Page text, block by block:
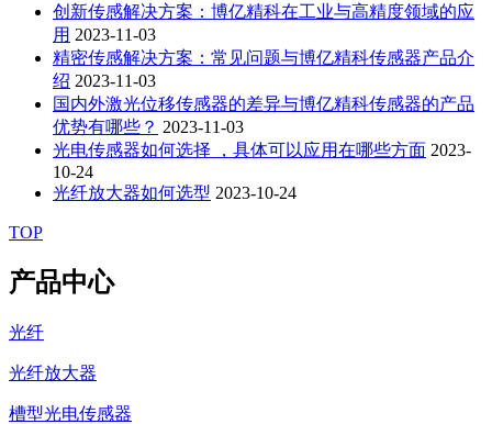
创新传感解决方案：博亿精科在工业与高精度领域的应
用 2023-11-03
精密传感解决方案：常见问题与博亿精科传感器产品介
绍 2023-11-03
国内外激光位移传感器的差异与博亿精科传感器的产品
优势有哪些？ 2023-11-03
光电传感器如何选择 ，具体可以应用在哪些方面 2023-
10-24
光纤放大器如何选型 2023-10-24
TOP
产品中心
光纤
光纤放大器
槽型光电传感器